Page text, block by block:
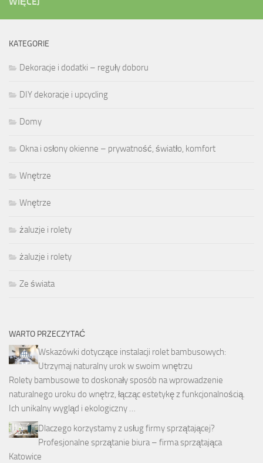
KATEGORIE
Dekoracje i dodatki – reguły doboru
DIY dekoracje i upcycling
Domy
Okna i osłony okienne – prywatność, światło, komfort
Wnętrze
Wnętrze
żaluzje i rolety
żaluzje i rolety
Ze świata
WARTO PRZECZYTAĆ
Wskazówki dotyczące instalacji rolet bambusowych:
Utrzymaj naturalny urok w swoim wnętrzu
Rolety bambusowe to doskonały sposób na wprowadzenie
naturalnego uroku do wnętrz, łącząc estetykę z funkcjonalnością.
Ich unikalny wygląd i ekologiczny …
Dlaczego korzystamy z usług firmy sprzątającej?
Profesjonalne sprzątanie biura – firma sprzątająca
Katowice